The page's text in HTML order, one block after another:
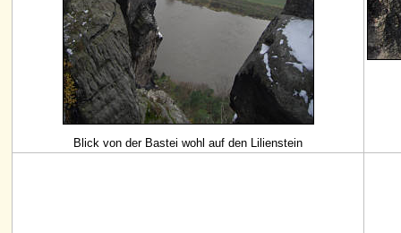
Blick von der Bastei wohl auf den Lilienstein